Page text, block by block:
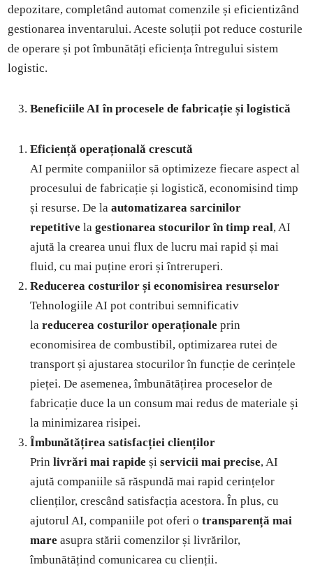
depozitare, completând automat comenzile și eficientizând
gestionarea inventarului. Aceste soluții pot reduce costurile
de operare și pot îmbunătăți eficiența întregului sistem
logistic.
Beneficiile AI în procesele de fabricație și logistică
Eficiență operațională crescută
AI permite companiilor să optimizeze fiecare aspect al
procesului de fabricație și logistică, economisind timp
și resurse. De laautomatizarea sarcinilor
repetitive lagestionarea stocurilor în timp real, AI
ajută la crearea unui flux de lucru mai rapid și mai
fluid, cu mai puține erori și întreruperi.
Reducerea costurilor și economisirea resurselor
Tehnologiile AI pot contribui semnificativ
lareducerea costurilor operaționale prin
economisirea de combustibil, optimizarea rutei de
transport și ajustarea stocurilor în funcție de cerințele
pieței. De asemenea, îmbunătățirea proceselor de
fabricație duce la un consum mai redus de materiale și
la minimizarea risipei.
Îmbunătățirea satisfacției clienților
Prinlivrări mai rapide șiservicii mai precise, AI
ajută companiile să răspundă mai rapid cerințelor
clienților, crescând satisfacția acestora. În plus, cu
ajutorul AI, companiile pot oferi otransparență mai
mare asupra stării comenzilor și livrărilor,
îmbunătățind comunicarea cu clienții.